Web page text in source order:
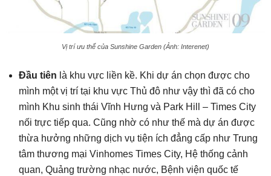
Vị trí ưu thế của Sunshine Garden (Ảnh: Interenet)
Đầu tiên là khu vực liền kề. Khi dự án chọn được cho
mình một vị trí tại khu vực Thủ đô như vậy thì đã có cho
mình Khu sinh thái Vĩnh Hưng và Park Hill – Times City
nối trực tiếp qua. Cũng nhờ có như thế mà dự án được
thừa hưởng những dịch vụ tiện ích đẳng cấp như Trung
tâm thương mại Vinhomes Times City, Hệ thống cảnh
quan, Quảng trường nhạc nước, Bệnh viện quốc tế